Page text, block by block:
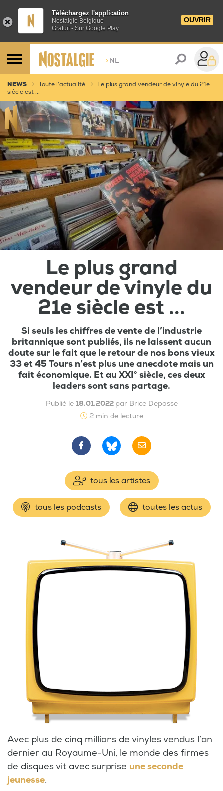
Téléchargez l'application
Nostalgie Belgique
Gratuit - Sur Google Play
OUVRIR
> NL
NEWS Toute l'actualité
Le plus grand vendeur de vinyle du 21e
siècle est ...
Le plus grand
vendeur de vinyle du
21e siècle est ...
Si seuls les chiffres de vente de l’industrie
britannique sont publiés, ils ne laissent aucun
doute sur le fait que le retour de nos bons vieux
33 et 45 Tours n’est plus une anecdote mais un
fait économique. Et au XXI° siècle, ces deux
leaders sont sans partage.
Publié le 18.01.2022 par Brice Depasse
2 min de lecture
tous les artistes
tous les podcasts toutes les actus
Avec plus de cinq millions de vinyles vendus l’an
dernier au Royaume-Uni, le monde des firmes
de disques vit avec surprise une seconde
jeunesse.